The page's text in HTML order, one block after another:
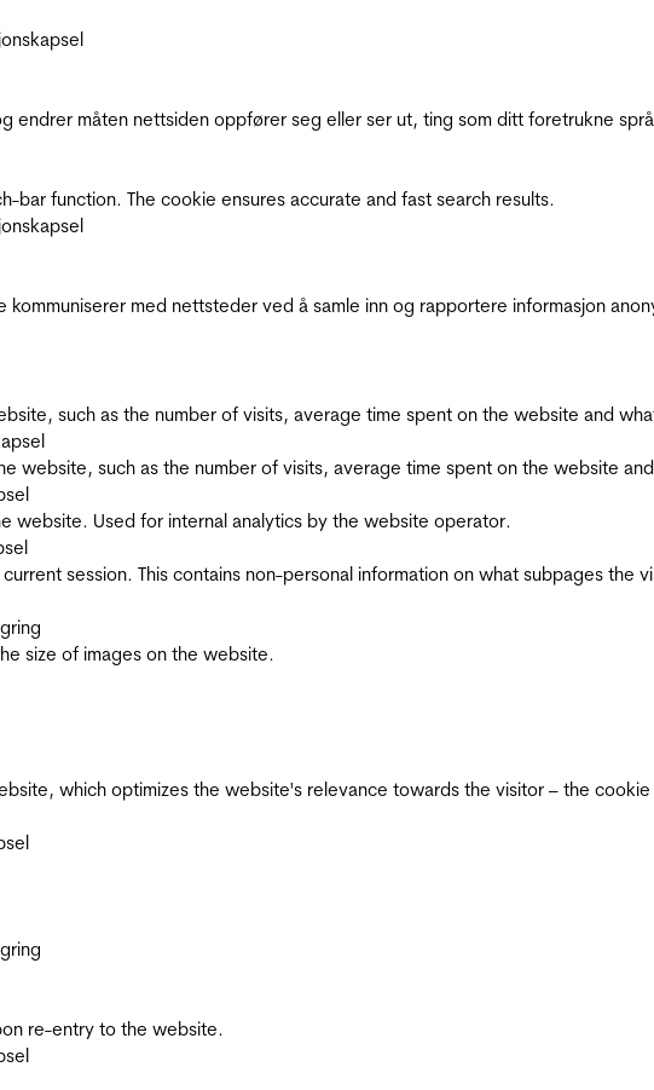
endrer måten nettsiden oppfører seg eller ser ut, ting som ditt foretrukne
bar function. The cookie ensures accurate and fast search results.
med nettsteder ved å samle inn og rapportere informasjon
such as the number of visits, average time spent on the website and
website, such as the number of visits, average time spent on the website
website. Used for internal analytics by the website operator.
session. This contains non-personal information on what subpages the
size of images on the website.
which optimizes the website's relevance towards the visitor – the
re-entry to the website.